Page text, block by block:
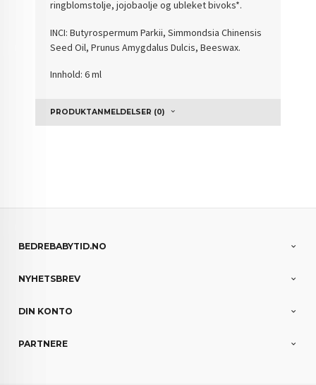
ringblomstolje, jojobaolje og ubleket bivoks*.
INCI: Butyrospermum Parkii, Simmondsia Chinensis
Seed Oil, Prunus Amygdalus Dulcis, Beeswax.
Innhold: 6 ml
PRODUKTANMELDELSER (0)
BEDREBABYTID.NO
NYHETSBREV
DIN KONTO
PARTNERE